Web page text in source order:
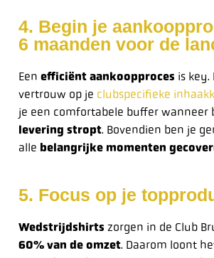
4. Begin je
6 maanden voor de
Een efficiënt aankoopproces is key.
vertrouw op je clubspecifieke
je een comfortabele buffer wanneer
levering stropt. Bovendien ben je
alle belangrijke momenten
5. Focus op je
Wedstrijdshirts zorgen in de Club
60% van de omzet. Daarom loont